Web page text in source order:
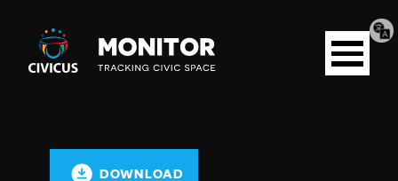
Civicus
Monitor
Open
menu
DOWNLOAD